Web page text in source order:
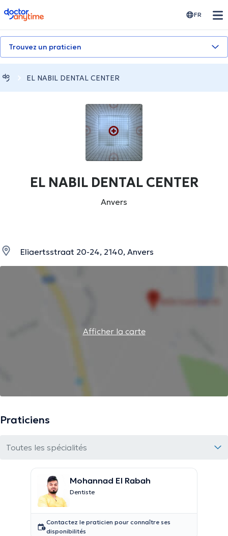
doctoranytime FR
Trouvez un praticien
EL NABIL DENTAL CENTER
EL NABIL DENTAL CENTER
Anvers
Eliaertsstraat 20-24, 2140, Anvers
Afficher la carte
Praticiens
Toutes les spécialités
Mohannad El Rabah
Dentiste
Contactez le praticien pour connaître ses
disponibilités